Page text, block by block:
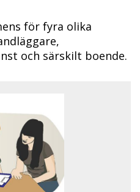
för fyra olika
och särskilt boende.